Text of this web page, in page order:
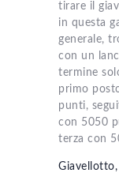
tirare il
in questa
generale,
con un
termine
primo
punti,
con 5050
terza con